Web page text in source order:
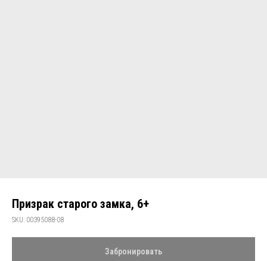
Призрак старого замка, 6+
SKU: 00395088-08
Забронировать